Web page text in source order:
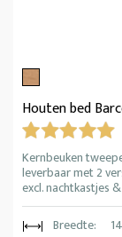
Houten bed
Kernbeuken
leverbaar met 2
excl. nachtkastjes
Breedte: